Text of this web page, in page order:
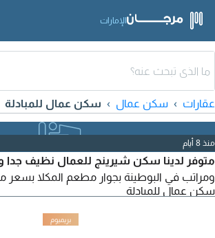
الإمارات
عقارات سكن عمال سكن عمال للمبادلة
منذ 8 أيام
متوفر لدينا سكن شيرينج للعمال نظيف جدا
ومراتب في البوطينة بجوار مطعم المكلا بسعر
سكن عمال للمبادلة